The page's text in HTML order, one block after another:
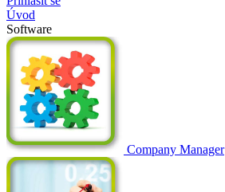
Úvod
Software
Company Manager